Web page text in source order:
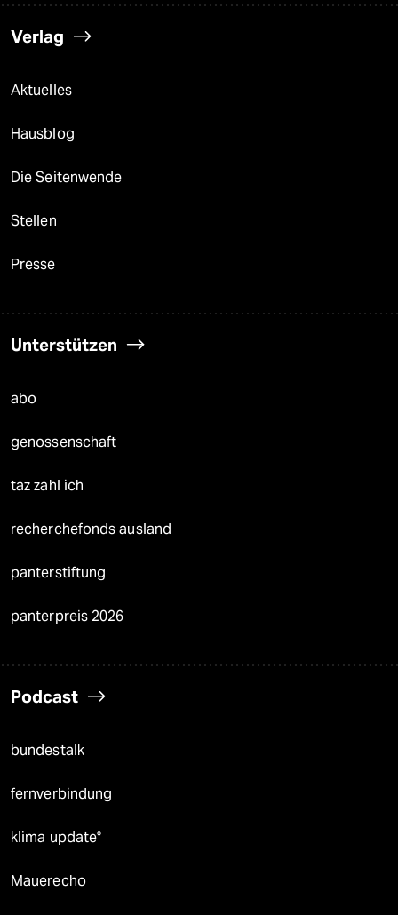
Verlag
Aktuelles
Hausblog
Die Seitenwende
Stellen
Presse
Unterstützen
abo
genossenschaft
taz zahl ich
recherchefonds ausland
panterstiftung
panterpreis 2026
Podcast
bundestalk
fernverbindung
klima update°
Mauerecho